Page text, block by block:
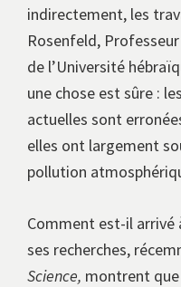
indirectement, les
Rosenfeld,
de l’Université
une chose est sûre :
actuelles sont
elles ont largement
pollution
Comment est-il arrivé
ses recherches,
Science, montrent